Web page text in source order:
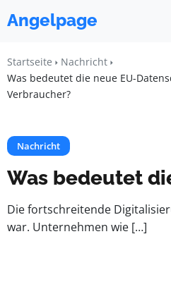
Angelpage
Startseite
Nachricht
Was bedeutet die neue EU-
Verbraucher?
Nachricht
Was bedeutet
Die fortschreitende
war. Unternehmen wie […]